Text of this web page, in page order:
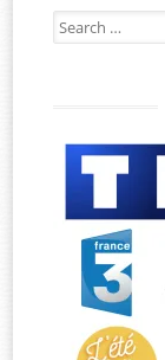
Search
for: